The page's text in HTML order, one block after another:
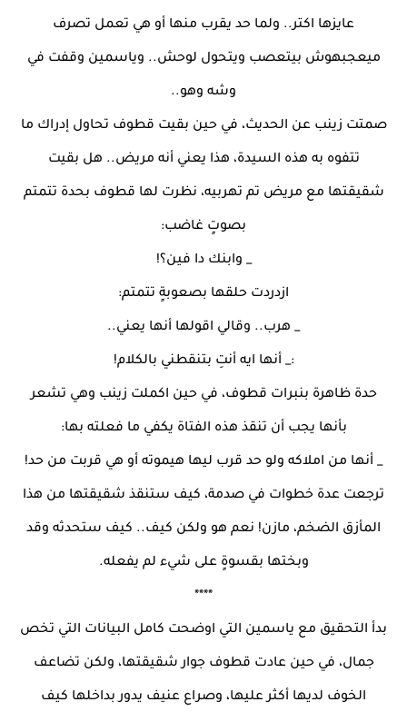
عايزها اكتر.. ولما حد يقرب منها أو هي تعمل تصرف
ميعجبهوش بيتعصب ويتحول لوحش.. وياسمين وقفت في
وشه وهو..
صمتت زينب عن الحديث، في حين بقيت قطوف تحاول إدراك ما
تتفوه به هذه السيدة، هذا يعني أنه مريض.. هل بقيت
شقيقتها مع مريض تم تهربيه، نظرت لها قطوف بحدة تتمتم
بصوتٍ غاضب:
_ وابنك دا فين؟!
ازدردت حلقها بصعوبةٍ تتمتم:
_ هرب.. وقالي اقولها أنها يعني..
:_ أنها ايه أنتِ بتنقطني بالكلام!
حدة ظاهرة بنبرات قطوف، في حين اكملت زينب وهي تشعر
بأنها يجب أن تنقذ هذه الفتاة يكفي ما فعلته بها:
_ أنها من املاكه ولو حد قرب ليها هيموته أو هي قربت من حد!
ترجعت عدة خطوات في صدمة، كيف ستنقذ شقيقتها من هذا
المأزق الضخم، مازن! نعم هو ولكن كيف.. كيف ستحدثه وقد
وبختها بقسوةٍ على شيء لم يفعله.
****
بدأ التحقيق مع ياسمين التي اوضحت كامل البيانات التي تخص
جمال، في حين عادت قطوف جوار شقيقتها، ولكن تضاعف
الخوف لديها أكثر عليها، وصراع عنيف يدور بداخلها كيف